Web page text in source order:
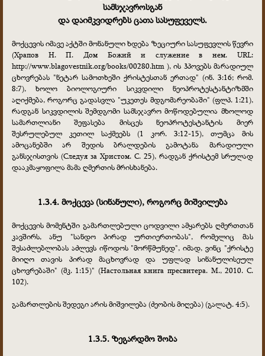
სამსჯავროსგან
და დაიმკვიდრებს ცათა სასუფეველს.
მოქცევის იმავე აქტში მონანული ხდება ზეციური სასუფევლის წევრი
(Храпов Н. П. Дом Божий и служение в нем. URL:
http://www.blagovestnik.org/books/00280.htm ), ის ჰპოვებს მარადიულ
ცხოვრებას "ნეტარ სამოთხეში ქრისტესთან ერთად" (ინ. 3:16; რომ.
8:7), ხოლო ბიოლოგიური სიკვდილი ნეოპროტესტანტიზმში
აღიქმება, როგორც გადასვლა "უკეთეს მდგომარეობაში" (ფლპ. 1:21),
რადგან სიკვდილის შემდგომი სამსჯავრო მოწოდებულია მხოლოდ
სამართლიანი შეფასება მისცეს ნეოპროტესტანტის მიერ
შესრულებულ კეთილ საქმეებს (1 კორ. 3:12-15), თუმცა მის
ამოცანებში არ შედის ბრალდების გამოტანა მარადიული
განსჯისთვის (Следуя за Христом. С. 25), რადგან ქრისტემ სრულად
დააკმაყოფილა მამა ღმერთის მრისხანება.
1.3.4. მოქცევა (სინანული), როგორც მიშვილება
მოქცევის მომენტში გამართლებული ცოდვილი ამყარებს ღმერთთან
კავშირს, ანუ "სანდო პირად ურთიერთობას", რომელიც მას
შესაძლებლობას აძლევს იწოდოს "მორწმუნედ", იმად, ვინც "ქრისტე
მიიღო თავის პირად მაცხოვრად და უფლად სინანულისეულ
ცხოვრებაში" (მკ. 1:15)" (Настольная книга пресвитера. М., 2010. С.
102).
გამართლების შედეგი არის მიშვილება (ძეობის მიღება) (გალატ. 4:5).
1.3.5. ზეგარდმო შობა